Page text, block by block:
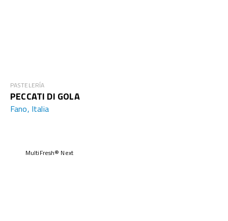
PASTELERÍA
PECCATI DI GOLA
Fano, Italia
MultiFresh® Next